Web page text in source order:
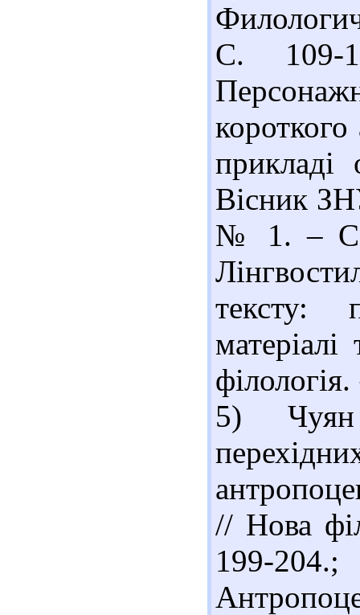
С. 109-
прикладі
Вісник
№ 1. – С.
тексту:
5)
// Нова
199-